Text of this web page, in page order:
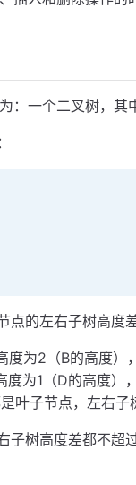
：一个二叉树，其
点的左右子树高度差
度为2（B的高度）
度为1（D的高度）
叶子节点，左右
子树高度差都不超